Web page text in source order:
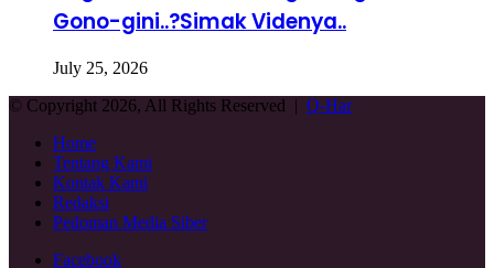
Gono-gini..?Simak Videnya..
July 25, 2026
© Copyright 2026, All Rights Reserved | Q-Har
Home
Tentang Kami
Kontak Kami
Redaksi
Pedoman Media Siber
Facebook